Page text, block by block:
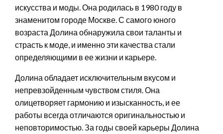
искусства и моды. Она родилась в 1980 году в
знаменитом городе Москве. С самого юного
возраста Долина обнаружила свои таланты и
страсть к моде, и именно эти качества стали
определяющими в ее жизни и карьере.
Долина обладает исключительным вкусом и
непревзойденным чувством стиля. Она
олицетворяет гармонию и изысканность, и ее
работы всегда отличаются оригинальностью и
неповторимостью. За годы своей карьеры Долина